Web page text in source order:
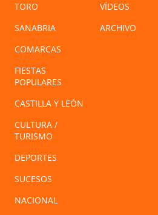
TORO
SANABRIA
COMARCAS
FIESTAS
POPULARES
CASTILLA Y LEÓN
CULTURA /
TURISMO
DEPORTES
SUCESOS
NACIONAL
VÍDEOS
ARCHIVO